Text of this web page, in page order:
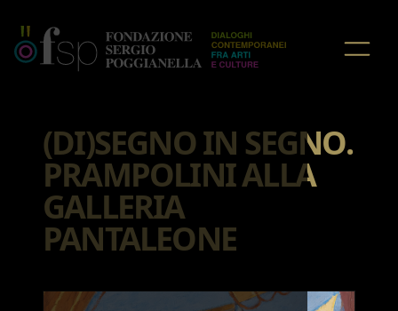
(DI)SEGNO IN SEGNO.
PRAMPOLINI ALLA
GALLERIA
PANTALEONE